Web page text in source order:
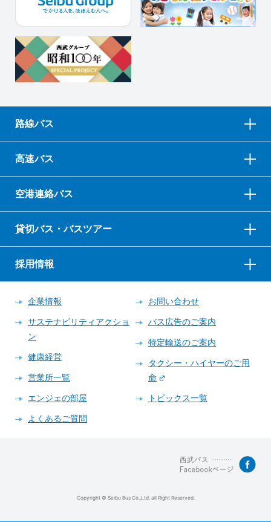
路線バス
高速バス
空港連絡バス
貸切バス・バスツアー
採用情報
企業情報
サステナビリティアクショ
ン
健康経営
営業所一覧
エンジェの部屋
よくあるご質問
お問い合わせ
バス広告のご案内
特定輸送のご案内
タクシー・ハイヤーのご用
命
トピックス一覧
Copyright © Seibu Bus Co.,Ltd. all Right Reserved.